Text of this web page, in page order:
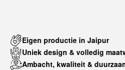
Eigen productie in Jaipur
Uniek design & volledig
Ambacht, kwaliteit &